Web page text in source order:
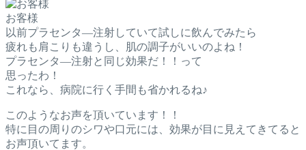
お客様
以前プラセンタ―注射していて試しに飲んでみたら
疲れも肩こりも違うし、肌の調子がいいのよね！
プラセンタ―注射と同じ効果だ！！って
思ったわ！
これなら、病院に行く手間も省かれるね♪
このようなお声を頂いています！！
特に目の周りのシワや口元には、効果が目に見えてきてると
お声頂いてます。